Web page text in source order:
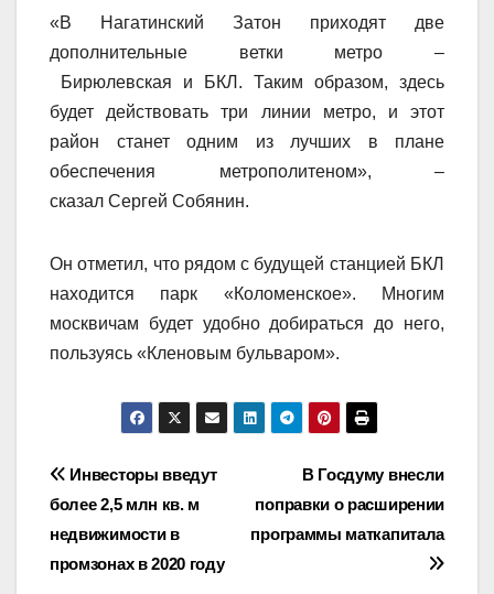
«В Нагатинский Затон приходят две
дополнительные ветки метро –
Бирюлевская и БКЛ. Таким образом, здесь
будет действовать три линии метро, и этот
район станет одним из лучших в плане
обеспечения метрополитеном», –
сказал Сергей Собянин.
Он отметил, что рядом с будущей станцией БКЛ
находится парк «Коломенское». Многим
москвичам будет удобно добираться до него,
пользуясь «Кленовым бульваром».
Навигация
по
записям
В Госдуму внесли
поправки о расширении
программы маткапитала
Инвесторы введут
более 2,5 млн кв. м
недвижимости в
промзонах в 2020 году